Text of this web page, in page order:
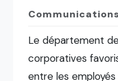
Communications
Le département
corporatives
entre les